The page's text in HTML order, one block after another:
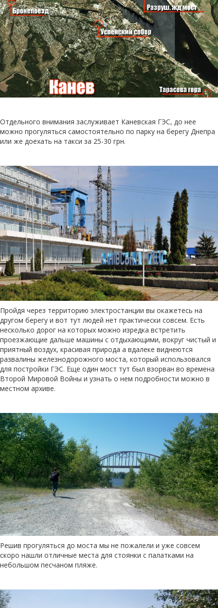
Отдельного внимания заслуживает Каневская ГЭС, до нее
можно прогуляться самостоятельно по парку на берегу Днепра
или же доехать на такси за 25-30 грн.
Пройдя через территорию электростанции вы окажетесь на
другом берегу и вот тут людей нет практически совсем. Есть
несколько дорог на которых можно изредка встретить
проезжающие дальше машины с отдыхающими, вокруг чистый и
приятный воздух, красивая природа а вдалеке виднеются
развалины железнодорожного моста, который использовался
для постройки ГЭС. Еще один мост тут был взорван во времена
Второй Мировой Войны и узнать о нем подробности можно в
местном архиве.
Решив прогуляться до моста мы не пожалели и уже совсем
скоро нашли отличные места для стоянки с палатками на
небольшом песчаном пляже.